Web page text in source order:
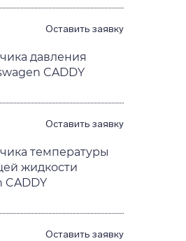
Оставить заявку
давления
CADDY
Оставить заявку
температуры
жидкости
CADDY
Оставить заявку